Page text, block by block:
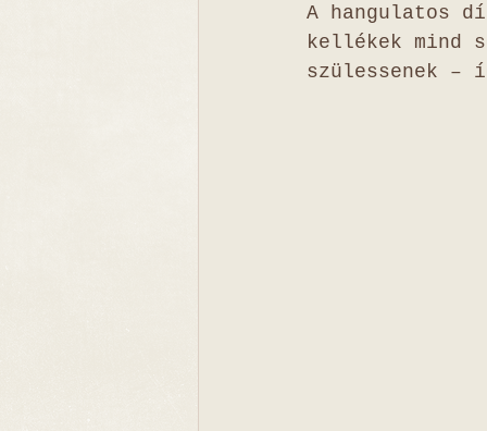
A hangulatos
kellékek mind
szülessenek –